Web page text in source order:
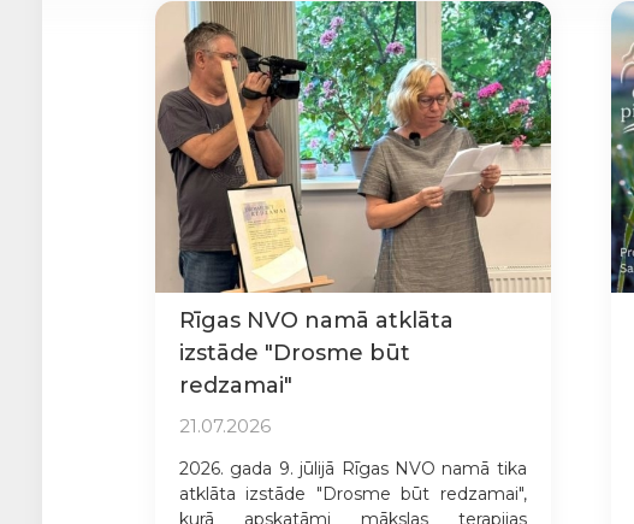
Rīgas NVO namā atklāta
izstāde "Drosme būt
redzamai"
21.07.2026
2026. gada 9. jūlijā Rīgas NVO namā tika
atklāta izstāde "Drosme būt redzamai",
kurā apskatāmi mākslas terapijas